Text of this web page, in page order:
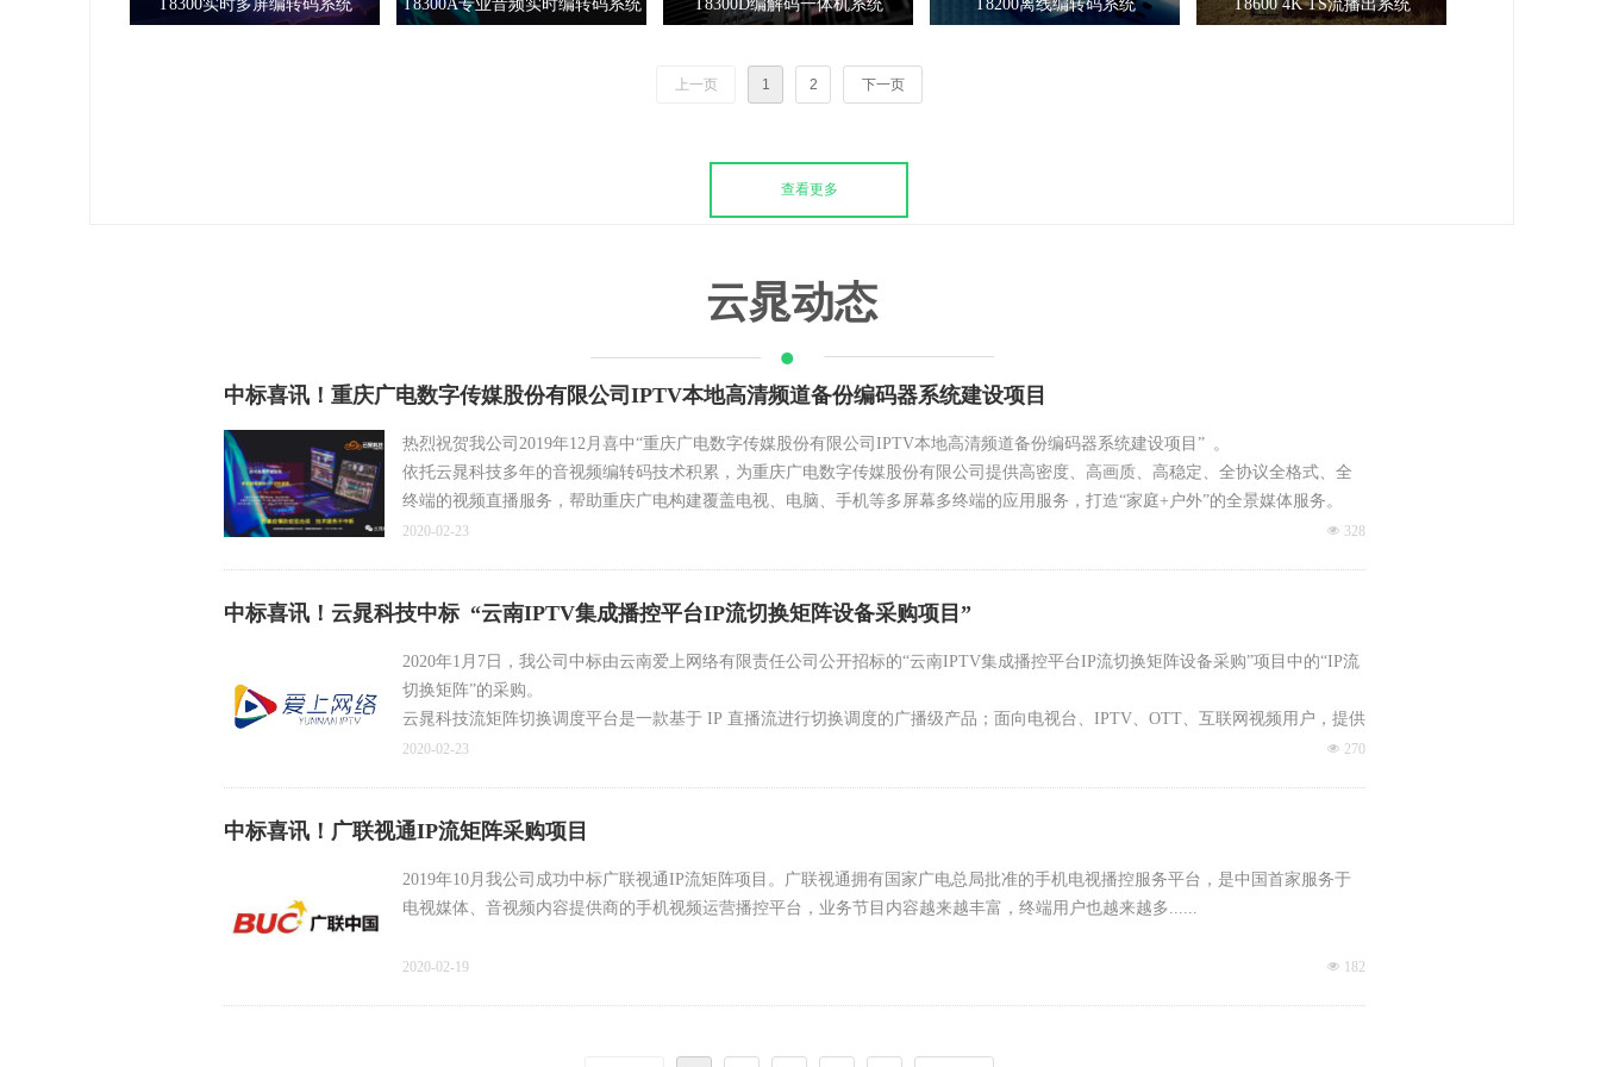
中标喜讯！重庆广电数字传媒股份有限公司IPTV本地高清频道备份编码器系统建设项目
热烈祝贺我公司2019年12月喜中“重庆广电数字传媒股份有限公司IPTV本地高清频道备份编码器系统建设项目” 。
依托云晁科技多年的音视频编转码技术积累，为重庆广电数字传媒股份有限公司提供高密度、高画质、高稳定、全协议全格式、全
终端的视频直播服务，帮助重庆广电构建覆盖电视、电脑、手机等多屏幕多终端的应用服务，打造“家庭+户外”的全景媒体服务。
넶 328
2020-02-23
中标喜讯！云晁科技中标 “云南IPTV集成播控平台IP流切换矩阵设备采购项目”
2020年1月7日，我公司中标由云南爱上网络有限责任公司公开招标的“云南IPTV集成播控平台IP流切换矩阵设备采购”项目中的“IP流
切换矩阵”的采购。
云晁科技流矩阵切换调度平台是一款基于 IP 直播流进行切换调度的广播级产品；面向电视台、IPTV、OTT、互联网视频用户，提供
高密度、全兼容、IP 化、高安全的 IP 流媒体调度服务；通过流调度及控制、解封装及重新封装、转协议、(GOP)编码、PSI分析等
넶 270
2020-02-23
中标喜讯！广联视通IP流矩阵采购项目
2019年10月我公司成功中标广联视通IP流矩阵项目。广联视通拥有国家广电总局批准的手机电视播控服务平台，是中国首家服务于
电视媒体、音视频内容提供商的手机视频运营播控平台，业务节目内容越来越丰富，终端用户也越来越多......
넶 182
2020-02-19
云晁动态
查看更多
T8300实时多屏编转码系统 T8300A专业音频实时编转码系统 T8300D编解码一体机系统 T8200离线编转码系统 T8600 4K TS流播出系统
上一页 1 2 下一页
·